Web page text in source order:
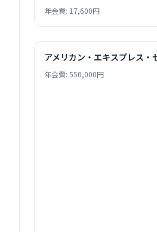
年会費: 17,600円
アメリカン・エキスプレス・
年会費: 550,000円